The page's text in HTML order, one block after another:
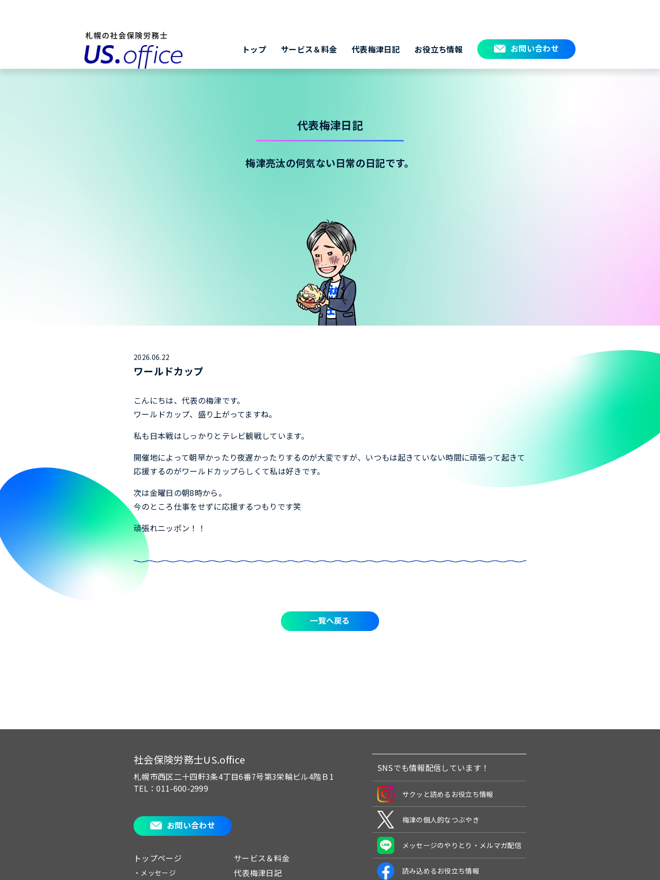
トップ サービス＆料金 代表梅津日記 お役立ち情報 お問い合わせ
代表梅津日記
梅津亮汰の何気ない日常の日記です。
2026.06.22
ワールドカップ
こんにちは、代表の梅津です。
ワールドカップ、盛り上がってますね。
私も日本戦はしっかりとテレビ観戦しています。
開催地によって朝早かったり夜遅かったりするのが大変ですが、いつもは起きていない時間に頑張って起きて
応援するのがワールドカップらしくて私は好きです。
次は金曜日の朝8時から。
今のところ仕事をせずに応援するつもりです笑
頑張れニッポン！！
一覧へ戻る
社会保険労務士US.office
札幌市西区二十四軒3条4丁目6番7号第3栄輪ビル4階Ｂ1
TEL：011-600-2999
お問い合わせ
トップページ
・メッセージ
サービス＆料金
代表梅津日記
SNSでも情報配信しています！
サクッと読めるお役立ち情報
梅津の個人的なつぶやき
メッセージのやりとり・メルマガ配信
読み込めるお役立ち情報